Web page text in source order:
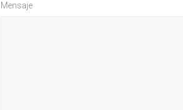
Mensaje